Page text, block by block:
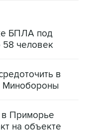
БПЛА под
в
Приморье